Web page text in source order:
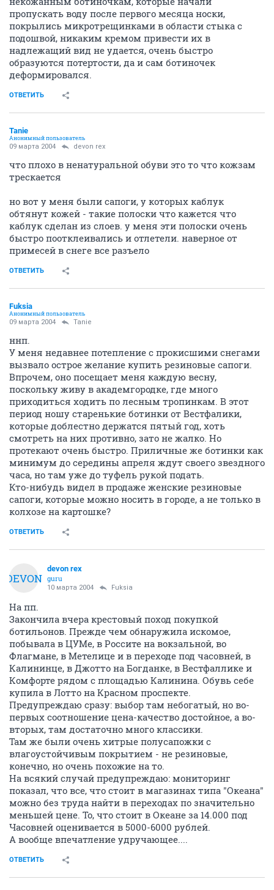
пропускать воду после первого месяца носки,
покрылись микротрещинками в области стыка с
подошвой, никаким кремом привести их в
надлежащий вид не удается, очень быстро
образуются потертости, да и сам ботиночек
деформировался.
ОТВЕТИТЬ
Tanie
Анонимный пользователь
09 марта 2004 devon rex
что плохо в ненатуральной обуви это то что кожзам
трескается
но вот у меня были сапоги, у которых каблук
обтянут кожей - такие полоски что кажется что
каблук сделан из слоев. у меня эти полоски очень
быстро поотклеивались и отлетели. наверное от
примесей в снеге все разъело
ОТВЕТИТЬ
Fuksia
Анонимный пользователь
09 марта 2004 Tanie
ннп.
У меня недавнее потепление c прокисшими снегами
вызвало острое желание купить резиновые сапоги.
Впрочем, оно посещает меня каждую весну,
поскольку живу в академгородке, где много
приходиться ходить по лесным тропинкам. В этот
период ношу старенькие ботинки от Вестфалики,
которые доблестно держатся пятый год, хоть
смотреть на них противно, зато не жалко. Но
протекают очень быстро. Приличные же ботинки как
минимум до середины апреля ждут своего звездного
часа, но там уже до туфель рукой подать.
Кто-нибудь видел в продаже женские резиновые
сапоги, которые можно носить в городе, а не только в
колхозе на картошке?
ОТВЕТИТЬ
DEVON
devon rex
guru
10 марта 2004 Fuksia
На пп.
Закончила вчера крестовый поход покупкой
ботильонов. Прежде чем обнаружила искомое,
побывала в ЦУМе, в Россите на вокзальной, во
Флагмане, в Метелице и в переходе под часовней, в
Калининце, в Джотто на Богданке, в Вестфаллике и
Комфорте рядом с площадью Калинина. Обувь себе
купила в Лотто на Красном проспекте.
Предупреждаю сразу: выбор там небогатый, но во-
первых соотношение цена-качество достойное, а во-
вторых, там достаточно много классики.
Там же были очень хитрые полусапожки с
влагоустойчивым покрытием - не резиновые,
конечно, но очень похожие на то.
На всякий случай предупреждаю: мониторинг
показал, что все, что стоит в магазинах типа "Океана"
можно без труда найти в переходах по значительно
меньшей цене. То, что стоит в Океане за 14.000 под
Часовней оценивается в 5000-6000 рублей.
А вообще впечатление удручающее....
ОТВЕТИТЬ